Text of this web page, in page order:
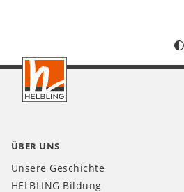
Footer
AT
ÜBER UNS
Unsere Geschichte
HELBLING Bildung